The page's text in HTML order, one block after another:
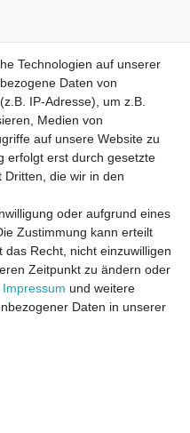
unter 04331 / 4928-910
Technologien auf unserer
Daten von
IP-Adresse), um z.B.
Medien von
auf unsere Website zu
erfolgt erst durch gesetzte
Dritten, die wir in den
oder aufgrund eines
Zustimmung kann erteilt
Recht, nicht einzuwilligen
Zeitpunkt zu ändern oder
Impressum und weitere
Daten in unserer